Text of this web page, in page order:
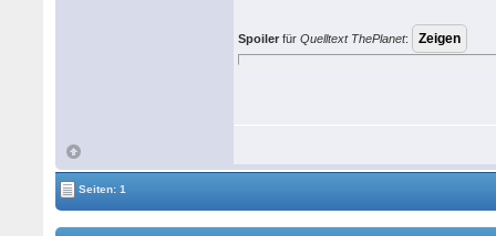
Spoiler fürQuelltext ThePlanet:
Seiten: 1